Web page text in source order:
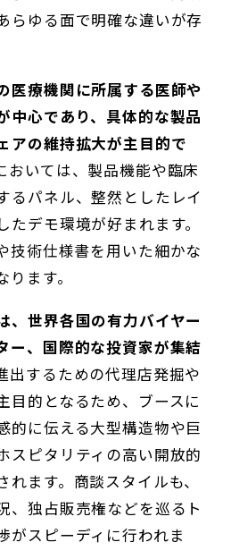
らゆる面で明確な違いが存
医療機関に所属する医師や
中心であり、具体的な製品
アの維持拡大が主目的で
おいては、製品機能や臨床
るパネル、整然としたレイ
デモ環境が好まれます。
技術仕様書を用いた細かな
ます。
、世界各国の有力バイヤー
ー、国際的な投資家が集結
出するための代理店発掘や
目的となるため、ブースに
的に伝える大型構造物や巨
スピタリティの高い開放的
ます。商談スタイルも、
、独占販売権などを巡るト
がスピーディに行われま